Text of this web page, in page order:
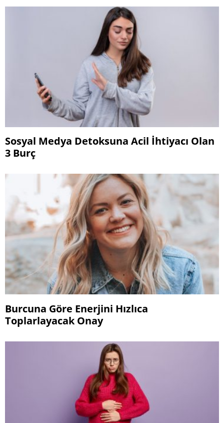
Sosyal Medya Detoksuna Acil İhtiyacı Olan
3 Burç
Burcuna Göre Enerjini Hızlıca
Toplarlayacak Onay